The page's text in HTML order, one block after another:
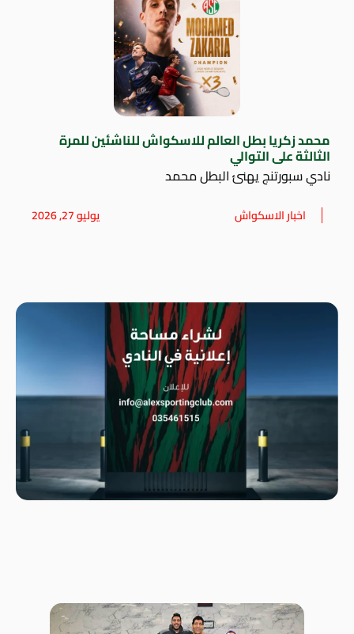
محمد زكريا بطل العالم للاسكواش للناشئين للمرة
الثالثة على التوالي
نادي سبورتنج يهنئ البطل محمد
اخبار الاسكواش يوليو 27, 2026